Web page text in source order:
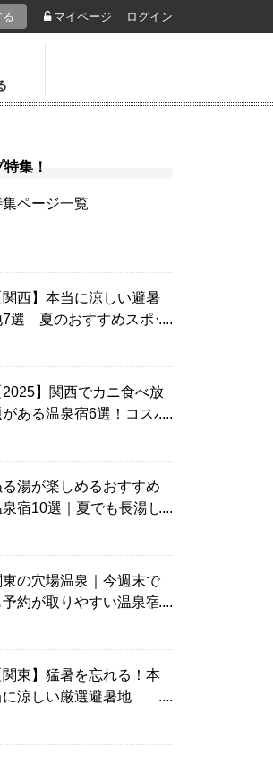
る マイページ ログイン
集！
集ページ一覧
関西】本当に涼しい避暑
7選 夏のおすすめスポッ
2025】関西でカニ食べ放
がある温泉宿6選！コスパ
る湯が楽しめるおすすめ
泉宿10選｜夏でも長湯し
東の穴場温泉｜今週末で
予約が取りやすい温泉宿
関東】猛暑を忘れる！本
に涼しい厳選避暑地